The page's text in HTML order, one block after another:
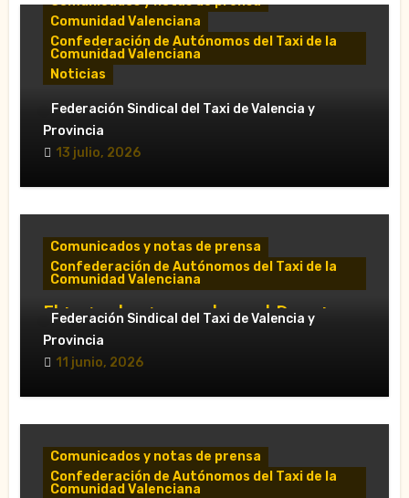
Comunidad Valenciana
Confederación de Autónomos del Taxi de la
Comunidad Valenciana
Noticias
«El taxi de Alicante muestra su
desánimo tras una reunión “infructuosa”
con la Conselleria por el Decreto Ley
5/2026»
Federación Sindical del Taxi de Valencia y
Provincia
13 julio, 2026
Comunicados y notas de prensa
Confederación de Autónomos del Taxi de la
Comunidad Valenciana
El taxi valenciano rechaza el Decreto
Ley sobre VTC y pide su retirada en Les
Federación Sindical del Taxi de Valencia y
Provincia
11 junio, 2026
Comunicados y notas de prensa
Confederación de Autónomos del Taxi de la
Comunidad Valenciana